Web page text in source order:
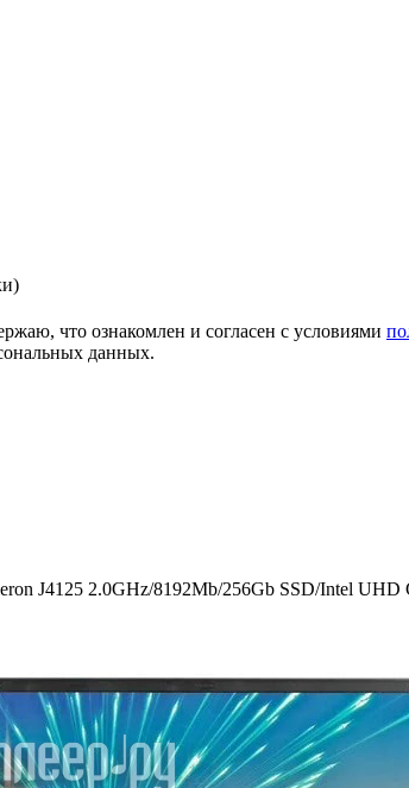
что ознакомлен и согласен с условиями
данных.
J4125 2.0GHz/­8192Mb/­256Gb SSD/­Intel